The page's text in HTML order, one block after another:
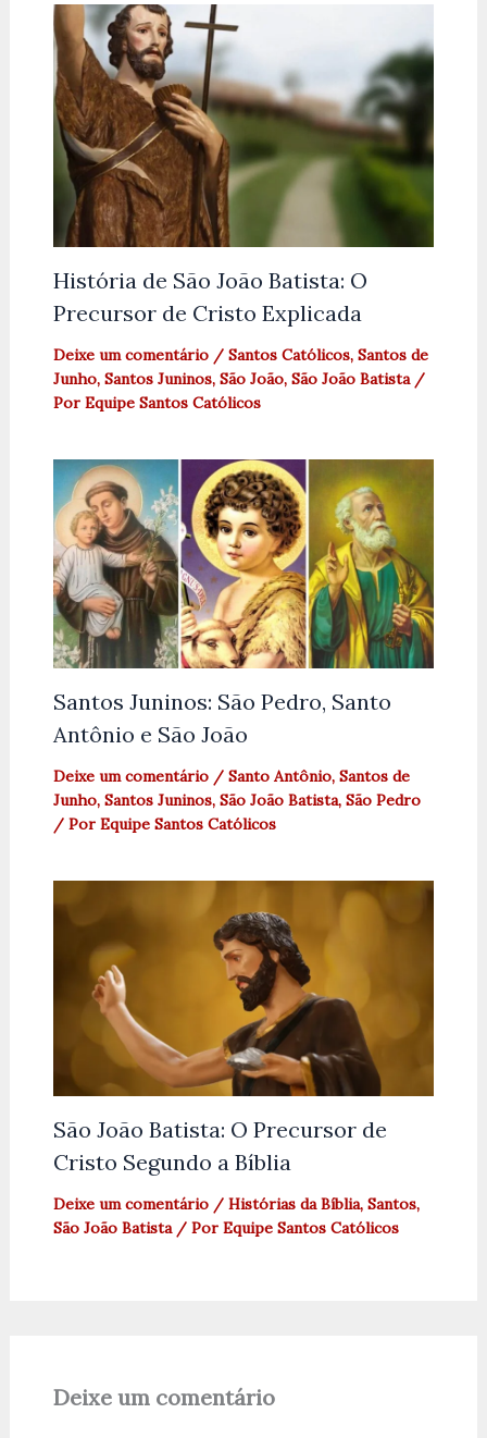
História de São João Batista: O
Precursor de Cristo Explicada
Deixe um comentário / Santos Católicos, Santos de
Junho, Santos Juninos, São João, São João Batista/
Por Equipe Santos Católicos
Santos Juninos: São Pedro, Santo
Antônio e São João
Deixe um comentário / Santo Antônio, Santos de
Junho, Santos Juninos, São João Batista, São Pedro
/ Por Equipe Santos Católicos
São João Batista: O Precursor de
Cristo Segundo a Bíblia
Deixe um comentário / Histórias da Bíblia, Santos,
São João Batista/ Por Equipe Santos Católicos
Deixe um comentário